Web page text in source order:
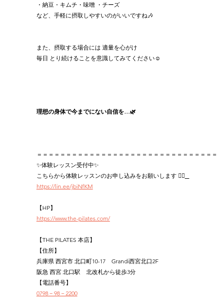
・納豆・キムチ・味噌 ・チーズ
など、手軽に摂取しやすいのがいいですね🎶
また、摂取する場合には 適量を心がけ
毎日 とり続けることを意識してみてください☺️
理想の身体で今までにない自信を…🌿‬
＝＝＝＝＝＝＝＝＝＝＝＝＝＝＝＝＝＝＝＝＝＝＝＝＝＝＝＝＝＝
✨体験レッスン受付中✨
こちらから体験レッスンのお申し込みをお願いします 👉🏻
https://lin.ee/jbiNfKM
【HP】
https://www.the-pilates.com/
【THE PILATES 本店】
【住所】
兵庫県 西宮市 北口町10-17　Grandi西宮北口2F
阪急 西宮 北口駅　北改札から徒歩3分
【電話番号】
0798－98－2200